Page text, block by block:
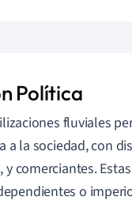
Política
fluviales
la sociedad, con
comerciantes.
o